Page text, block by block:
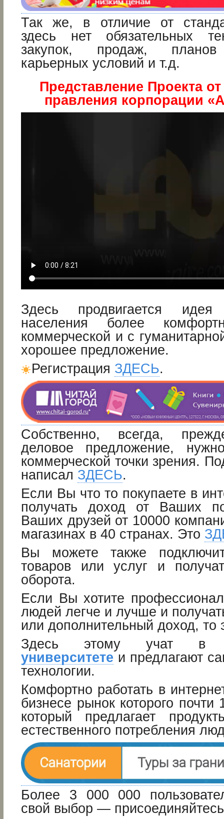
Так же, в отличие от
здесь нет обязательных
закупок, продаж, планов
карьерных условий и т.д.
Представление Проекта
правления корпорации
Здесь продвигается
населения более
коммерческой и с
хорошее предложение.
Регистрация ЗДЕСЬ.
Собственно, всегда,
деловое предложение,
коммерческой точки зрения.
написал ЗДЕСЬ.
Если Вы что то покупаете в
получать доход от Ваших
Ваших друзей от 10000
магазинах в 40 странах. Это
Вы можете также
товаров или услуг и
оборота.
Если Вы хотите
людей легче и лучше и
или дополнительный доход, то
Здесь этому учат
университете и предлагают
технологии.
Комфортно работать в
бизнесе рынок которого
который предлагает
естественного потребления
Более 3 000 000
свой выбор —